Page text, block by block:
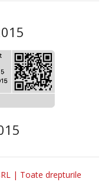
| Toate drepturile